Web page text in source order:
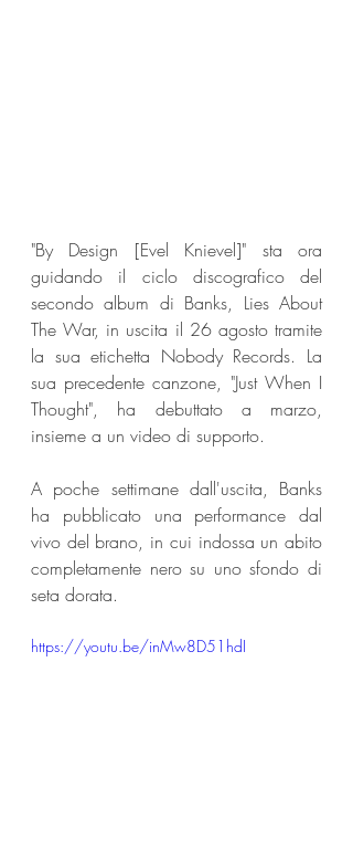
"By Design [Evel Knievel]" sta ora
guidando il ciclo discografico del
secondo album di Banks, Lies About
The War, in uscita il 26 agosto tramite
la sua etichetta Nobody Records. La
sua precedente canzone, "Just When I
Thought", ha debuttato a marzo,
insieme a un video di supporto.
A poche settimane dall'uscita, Banks
ha pubblicato una performance dal
vivo del brano, in cui indossa un abito
completamente nero su uno sfondo di
seta dorata.
https://youtu.be/inMw8D51hdI